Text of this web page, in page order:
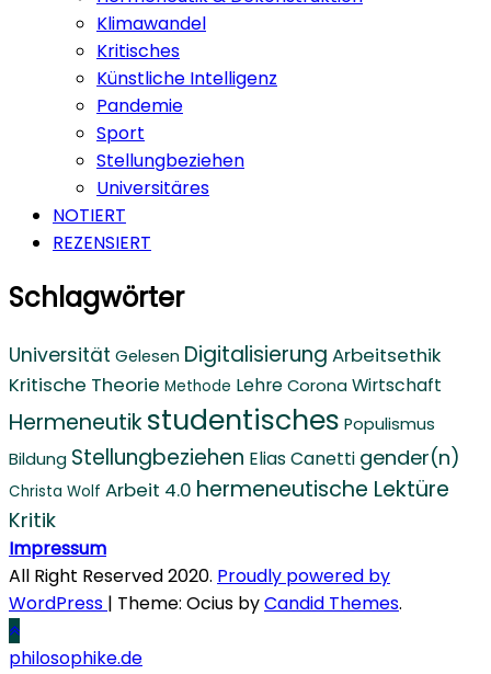
Klimawandel
Kritisches
Künstliche Intelligenz
Pandemie
Sport
Stellungbeziehen
Universitäres
NOTIERT
REZENSIERT
Schlagwörter
Universität Gelesen Digitalisierung Arbeitsethik
Kritische Theorie Methode Lehre Corona Wirtschaft
Hermeneutikstudentisches Populismus
Bildung Stellungbeziehen Elias Canetti gender(n)
Christa Wolf Arbeit 4.0 hermeneutische Lektüre
Kritik
Impressum
All Right Reserved 2020. Proudly powered by
WordPress | Theme: Ocius byCandid Themes.
philosophike.de